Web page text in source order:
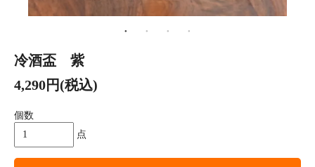
冷酒盃 紫
4,290円(税込)
個数
点